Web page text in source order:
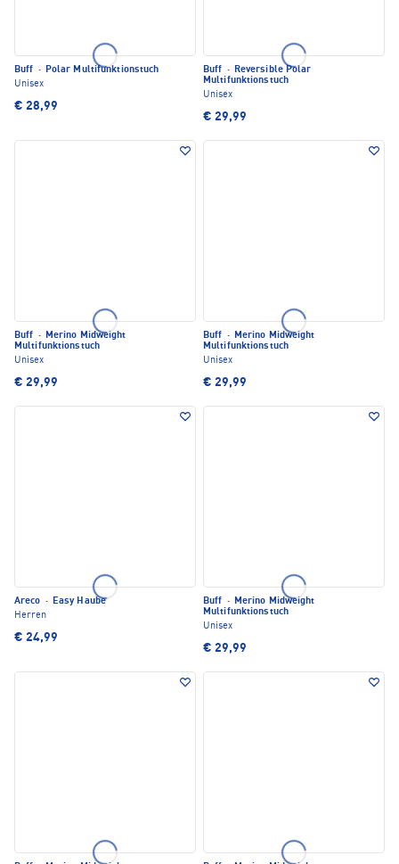
Buff · Polar Multifunktionstuch
Unisex
€ 28,99
Buff · Reversible Polar
Multifunktionstuch
Unisex
€ 29,99
Buff · Merino Midweight
Multifunktionstuch
Unisex
€ 29,99
Buff · Merino Midweight
Multifunktionstuch
Unisex
€ 29,99
Areco · Easy Haube
Herren
€ 24,99
Buff · Merino Midweight
Multifunktionstuch
Unisex
€ 29,99